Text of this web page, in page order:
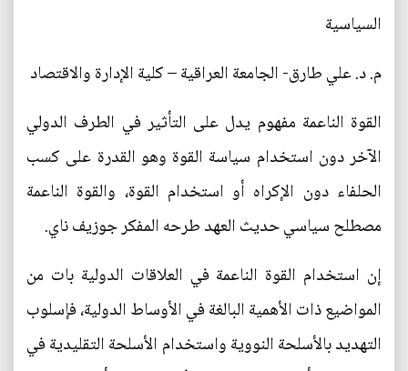
السياسية
م. د. علي طارق- الجامعة العراقية – كلية الإدارة والاقتصاد
القوة الناعمة مفهوم يدل على التأثير في الطرف الدولي
الآخر دون استخدام سياسة القوة وهو القدرة على كسب
الحلفاء دون الإكراه أو استخدام القوة، والقوة الناعمة
مصطلح سياسي حديث العهد طرحه المفكر جوزيف ناي.
إن استخدام القوة الناعمة في العلاقات الدولية بات من
المواضيع ذات الأهمية البالغة في الأوساط الدولية، فإسلوب
التهديد بالأسلحة النووية واستخدام الأسلحة التقليدية في